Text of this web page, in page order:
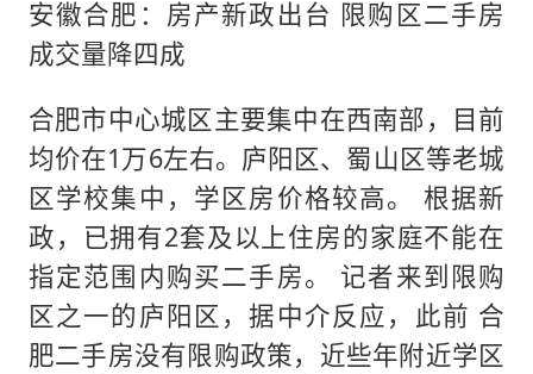
安徽合肥：房产新政出台 限购区二手房
成交量降四成
合肥市中心城区主要集中在西南部，目前
均价在1万6左右。庐阳区、蜀山区等老城
区学校集中，学区房价格较高。 根据新
政，已拥有2套及以上住房的家庭不能在
指定范围内购买二手房。 记者来到限购
区之一的庐阳区，据中介反应，此前 合
肥二手房没有限购政策，近些年附近学区